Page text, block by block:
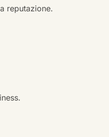
reputazione.